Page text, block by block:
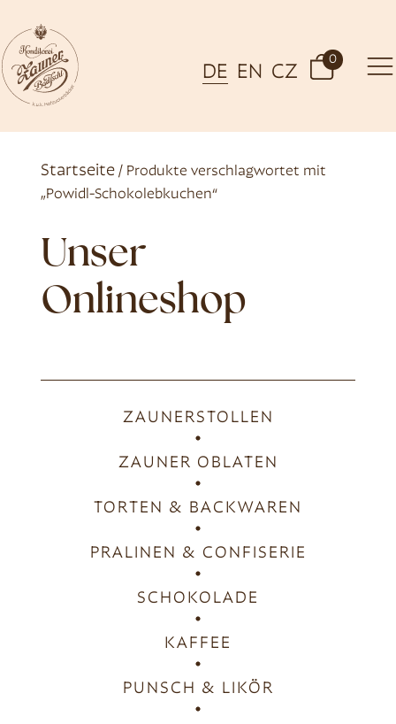
DE EN CZ
0
Startseite/ Produkte verschlagwortet mit
„Powidl-Schokolebkuchen“
Unser
Onlineshop
ZAUNERSTOLLEN
ZAUNER OBLATEN
TORTEN & BACKWAREN
PRALINEN & CONFISERIE
SCHOKOLADE
KAFFEE
PUNSCH & LIKÖR